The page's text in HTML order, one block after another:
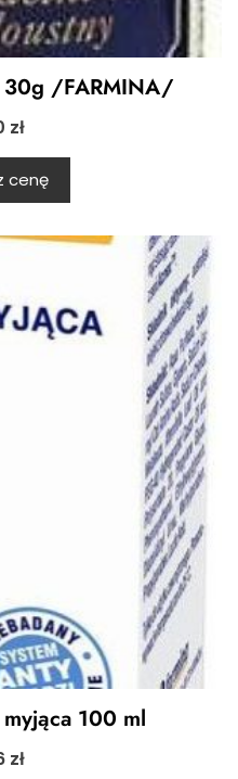
30g /FARMINA/
zł
cenę
100 ml
zł